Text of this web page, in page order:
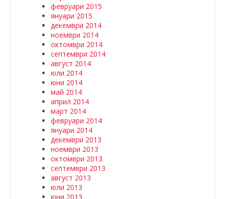
февруари 2015
януари 2015
декември 2014
ноември 2014
октомври 2014
септември 2014
август 2014
юли 2014
юни 2014
май 2014
април 2014
март 2014
февруари 2014
януари 2014
декември 2013
ноември 2013
октомври 2013
септември 2013
август 2013
юли 2013
юни 2013